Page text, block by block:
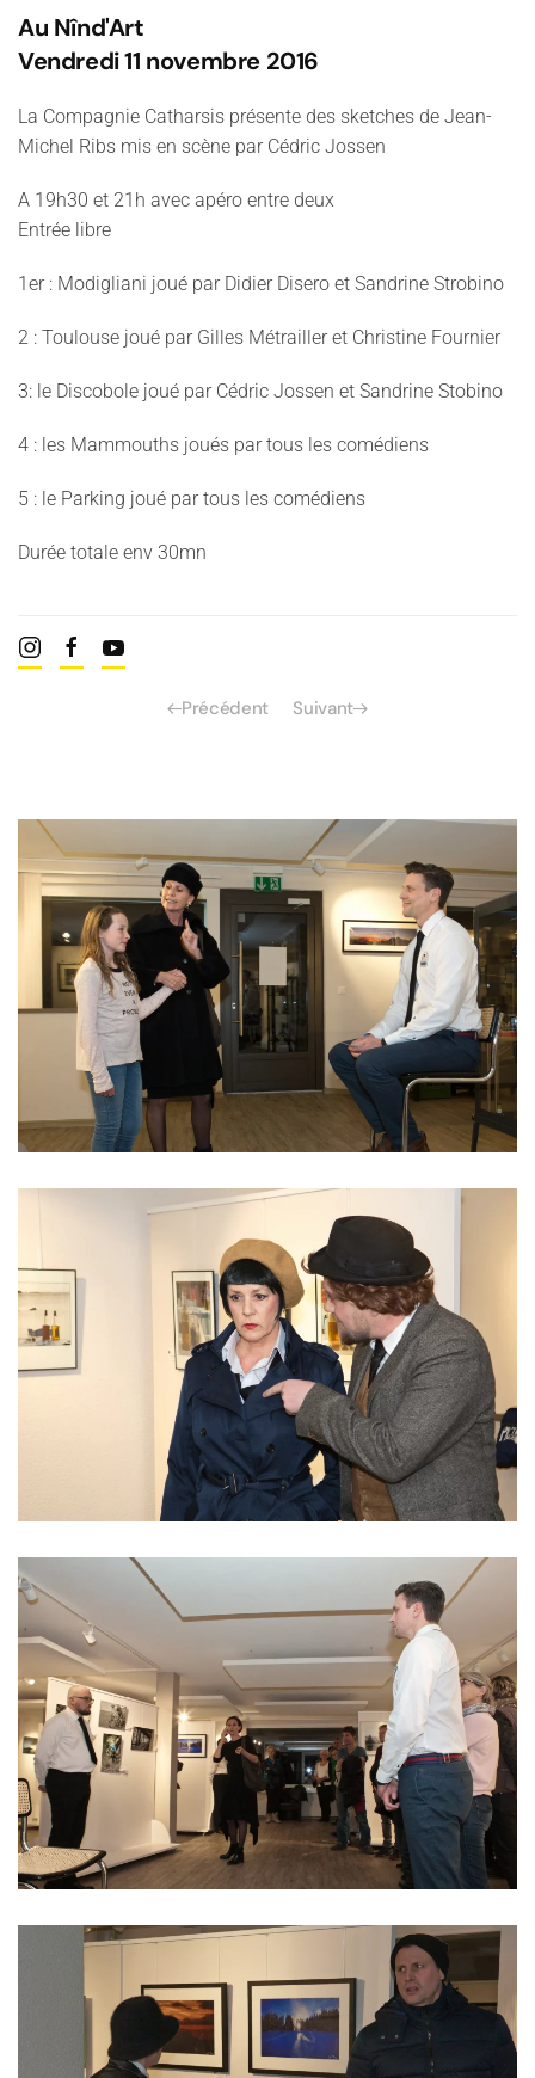
Au Nînd'Art
Vendredi 11 novembre 2016
La Compagnie Catharsis présente des sketches de Jean-
Michel Ribs mis en scène par Cédric Jossen
A 19h30 et 21h avec apéro entre deux
Entrée libre
1er : Modigliani joué par Didier Disero et Sandrine Strobino
2 : Toulouse joué par Gilles Métrailler et Christine Fournier
3: le Discobole joué par Cédric Jossen et Sandrine Stobino
4 : les Mammouths joués par tous les comédiens
5 : le Parking joué par tous les comédiens
Durée totale env 30mn
Précédent Suivant
Read more
Read more
Read more